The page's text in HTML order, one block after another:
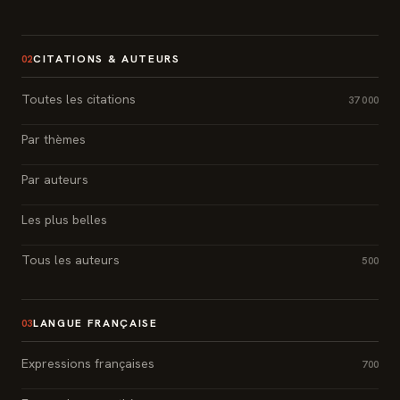
02CITATIONS & AUTEURS
Toutes les citations 37 000
Par thèmes
Par auteurs
Les plus belles
Tous les auteurs 500
03LANGUE FRANÇAISE
Expressions françaises 700